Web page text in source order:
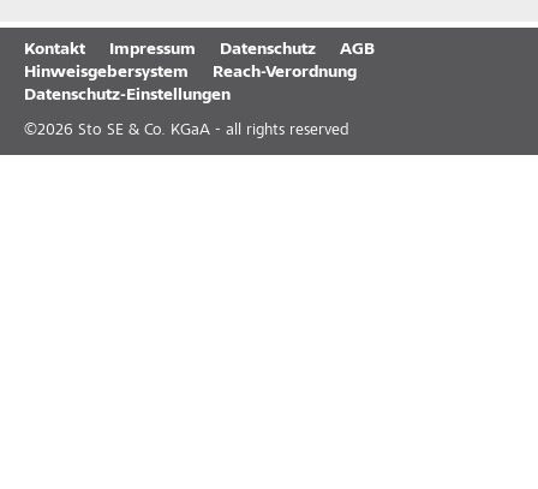
Kontakt Impressum Datenschutz
AGB
Hinweisgebersystem
Reach-Verordnung
Datenschutz-Einstellungen
©2026 Sto SE & Co. KGaA - all rights reserved